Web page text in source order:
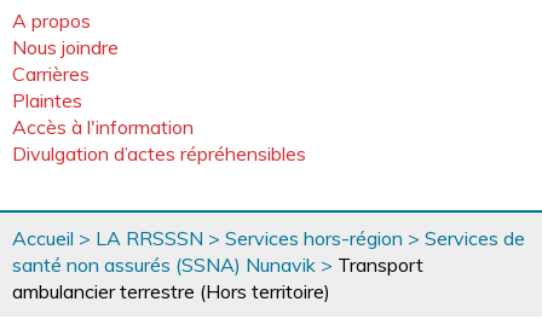
A propos
Nous joindre
Carrières
Plaintes
Accès à l'information
Divulgation d’actes répréhensibles
Vous
êtes
ici
Accueil > LA RRSSSN > Services hors-région > Services de
santé non assurés (SSNA) Nunavik > Transport
ambulancier terrestre (Hors territoire)